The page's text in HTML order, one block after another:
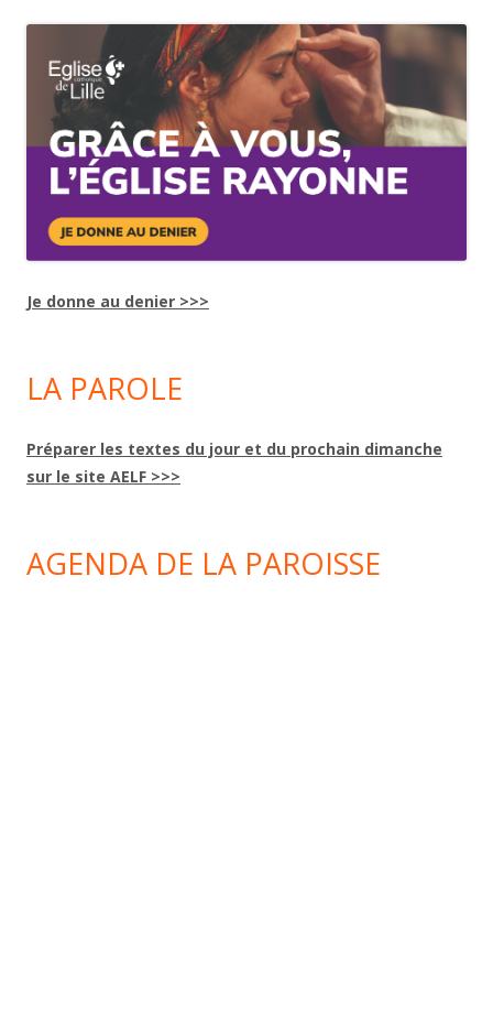
Je donne au denier >>>
LA PAROLE
Préparer les textes du jour et du prochain dimanche
sur le site AELF >>>
AGENDA DE LA PAROISSE